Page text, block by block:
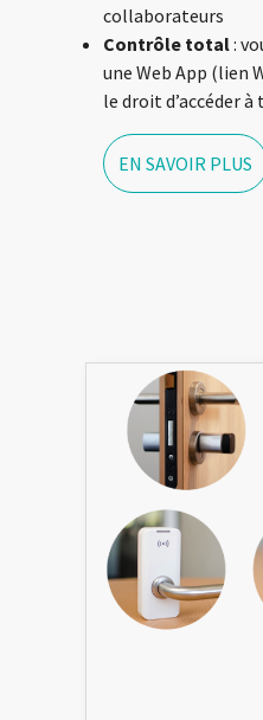
collaborateurs
Contrôle total:
une Web App (lien
le droit d’accéder
EN SAVOIR PLUS